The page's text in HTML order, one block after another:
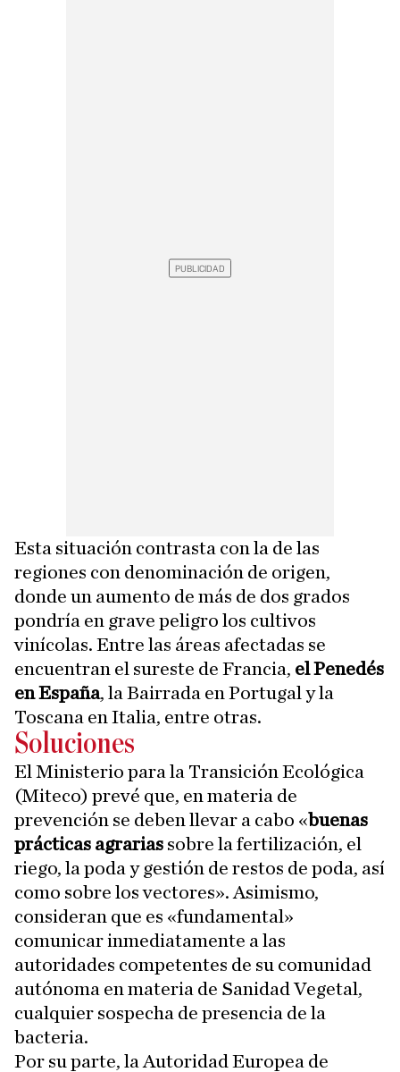
Esta situación contrasta con la de las
regiones con denominación de origen,
donde un aumento de más de dos grados
pondría en grave peligro los cultivos
vinícolas. Entre las áreas afectadas se
encuentran el sureste de Francia, el Penedés
en España, la Bairrada en Portugal y la
Toscana en Italia, entre otras.
Soluciones
El Ministerio para la Transición Ecológica
(Miteco) prevé que, en materia de
prevención se deben llevar a cabo «buenas
prácticas agrarias sobre la fertilización, el
riego, la poda y gestión de restos de poda, así
como sobre los vectores». Asimismo,
consideran que es «fundamental»
comunicar inmediatamente a las
autoridades competentes de su comunidad
autónoma en materia de Sanidad Vegetal,
cualquier sospecha de presencia de la
bacteria.
Por su parte, la Autoridad Europea de